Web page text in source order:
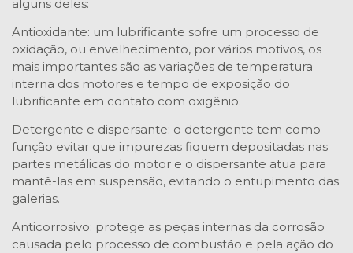
alguns deles:
Antioxidante: um lubrificante sofre um processo de
oxidação, ou envelhecimento, por vários motivos, os
mais importantes são as variações de temperatura
interna dos motores e tempo de exposição do
lubrificante em contato com oxigênio.
Detergente e dispersante: o detergente tem como
função evitar que impurezas fiquem depositadas nas
partes metálicas do motor e o dispersante atua para
mantê-las em suspensão, evitando o entupimento das
galerias.
Anticorrosivo: protege as peças internas da corrosão
causada pelo processo de combustão e pela ação do